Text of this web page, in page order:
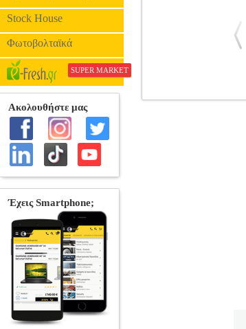
Stock House
Φωτοβολταϊκά
SUPER MARKET